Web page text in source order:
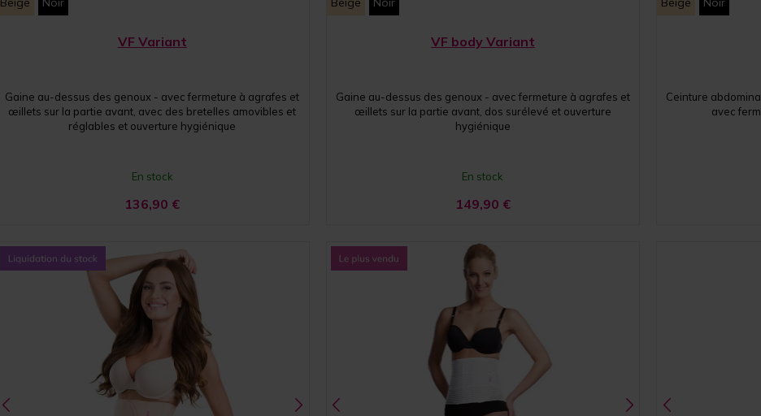
VF Variant
Gaine au-dessus des genoux - avec fermeture à agrafes et
œillets sur la partie avant, avec des bretelles amovibles et
réglables et ouverture hygiénique
En stock
136,90 €
VF body Variant
Gaine au-dessus des genoux - avec fermeture à agrafes et
œillets sur la partie avant, dos surélevé et ouverture
hygiénique
En stock
149,90 €
Ceinture
avec